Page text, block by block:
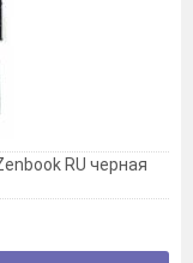
RU черная